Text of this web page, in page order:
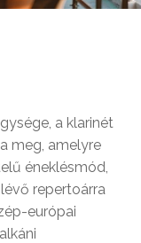
a klarinét
meg, amelyre
éneklésmód,
repertoárra
európai